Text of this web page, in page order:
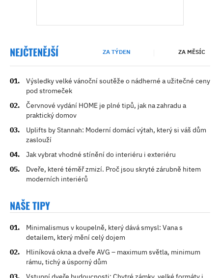
NEJČTENĚJŠÍ ZA TÝDEN ZA MĚSÍC
Výsledky velké vánoční soutěže o nádherné a užitečné ceny
pod stromeček
Červnové vydání HOME je plné tipů, jak na zahradu a
praktický domov
Uplifts by Stannah: Moderní domácí výtah, který si váš dům
zaslouží
Jak vybrat vhodné stínění do interiéru i exteriéru
Dveře, které téměř zmizí. Proč jsou skryté zárubně hitem
moderních interiérů
NAŠE TIPY
Minimalismus v koupelně, který dává smysl: Vana s
detailem, který mění celý dojem
Hliníková okna a dveře AVG – maximum světla, minimum
rámu, tichý a úsporný dům